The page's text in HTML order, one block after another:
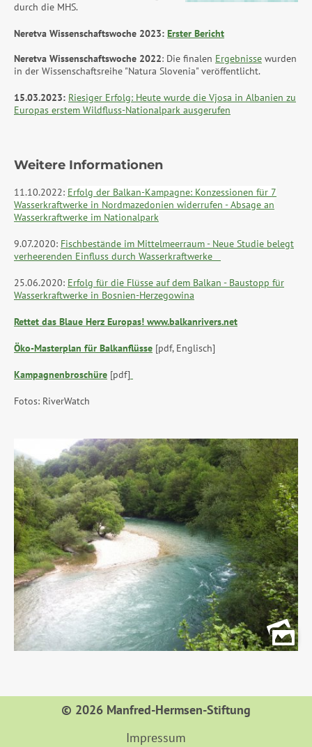
durch die MHS.
Neretva Wissenschaftswoche 2023: Erster Bericht
Neretva Wissenschaftswoche 2022: Die finalen Ergebnisse wurden
in der Wissenschaftsreihe "Natura Slovenia" veröffentlicht.
15.03.2023: Riesiger Erfolg: Heute wurde die Vjosa in Albanien zu
Europas erstem Wildfluss-Nationalpark ausgerufen
Weitere Informationen
11.10.2022: Erfolg der Balkan-Kampagne: Konzessionen für 7
Wasserkraftwerke in Nordmazedonien widerrufen - Absage an
Wasserkraftwerke im Nationalpark
9.07.2020: Fischbestände im Mittelmeerraum - Neue Studie belegt
verheerenden Einfluss durch Wasserkraftwerke
25.06.2020: Erfolg für die Flüsse auf dem Balkan - Baustopp für
Wasserkraftwerke in Bosnien-Herzegowina
Rettet das Blaue Herz Europas! www.balkanrivers.net
Öko-Masterplan für Balkanflüsse [pdf, Englisch]
Kampagnenbroschüre [pdf]
Fotos: RiverWatch
© 2026 Manfred-Hermsen-Stiftung
Impressum